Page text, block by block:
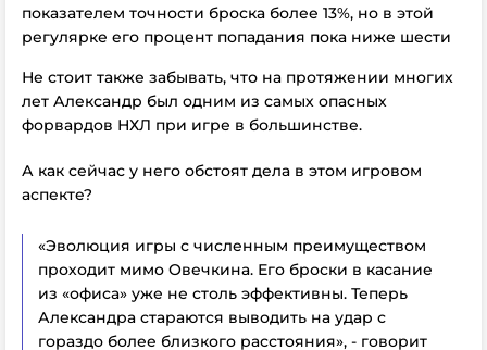
показателем точности броска более 13%, но в этой
регулярке его процент попадания пока ниже шести
Не стоит также забывать, что на протяжении многих
лет Александр был одним из самых опасных
форвардов НХЛ при игре в большинстве.
А как сейчас у него обстоят дела в этом игровом
аспекте?
«Эволюция игры с численным преимуществом
проходит мимо Овечкина. Его броски в касание
из «офиса» уже не столь эффективны. Теперь
Александра стараются выводить на удар с
гораздо более близкого расстояния», - говорит